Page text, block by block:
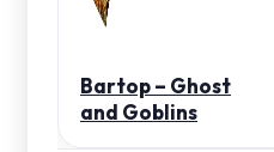
Bartop – Ghost
and Goblins